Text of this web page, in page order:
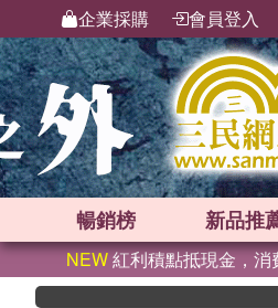
企業採購 會員登入
暢銷榜 新品推
NEW紅利積點抵現金，消